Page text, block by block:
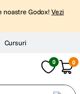
noastre Godox! Vezi
Cursuri
0 0